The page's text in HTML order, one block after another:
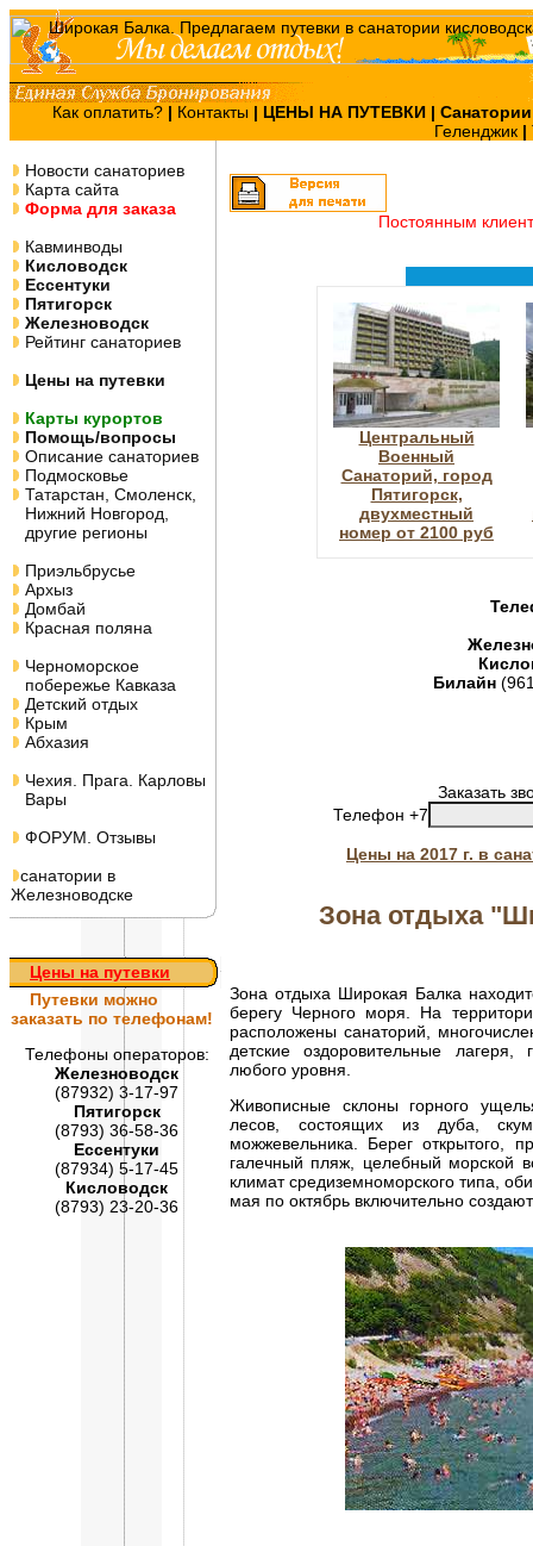
Как оплатить? | Контакты | ЦЕНЫ НА ПУТЕВКИ |
Геленджик |
Новости санаториев
Карта сайта
Форма для заказа
Кавминводы
Кисловодск
Ессентуки
Пятигорск
Железноводск
Рейтинг санаториев
Цены на путевки
Карты курортов
Помощь/вопросы
Описание санаториев
Подмосковье
Татарстан, Смоленск,
Нижний Новгород,
другие регионы
Приэльбрусье
Архыз
Домбай
Красная поляна
Черноморское
побережье Кавказа
Детский отдых
Крым
Абхазия
Чехия. Прага. Карловы
Вары
ФОРУМ. Отзывы
санатории в
Железноводске
Цены на путевки
Путевки можно
заказать по телефонам!
Телефоны операторов:
Железноводск
(87932) 3-17-97
Пятигорск
(8793) 36-58-36
Ессентуки
(87934) 5-17-45
Кисловодск
(8793) 23-20-36
Постоянным
Центральный
Военный
Санаторий, город
Пятигорск,
двухместный
номер от 2100 руб
Билайн
Заказать
Телефон +7
Цены на 2017 г. в
Зона отдыха
Зона отдыха Широкая Балка
берегу Черного моря. На
расположены санаторий,
детские оздоровительные
любого уровня.
Живописные склоны горного
лесов, состоящих из дуба,
можжевельника. Берег открытого,
галечный пляж, целебный морской
климат средиземноморского типа,
мая по октябрь включительно